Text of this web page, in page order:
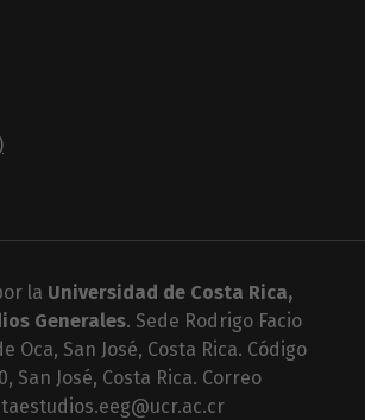
la Universidad de Costa Rica,
Generales. Sede Rodrigo Facio
Oca, San José, Costa Rica. Código
San José, Costa Rica. Correo